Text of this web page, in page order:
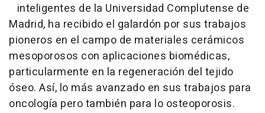
inteligentes de la Universidad Complutense de
Madrid, ha recibido el galardón por sus trabajos
pioneros en el campo de materiales cerámicos
mesoporosos con aplicaciones biomédicas,
particularmente en la regeneración del tejido
óseo. Así, lo más avanzado en sus trabajos para
oncología pero también para lo osteoporosis.